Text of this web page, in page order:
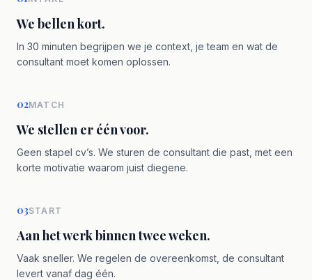
We bellen kort.
In 30 minuten begrijpen we je context, je team en wat de
consultant moet komen oplossen.
02MATCH
We stellen er één voor.
Geen stapel cv’s. We sturen de consultant die past, met een
korte motivatie waarom juist diegene.
03START
Aan het werk binnen twee weken.
Vaak sneller. We regelen de overeenkomst, de consultant
levert vanaf dag één.